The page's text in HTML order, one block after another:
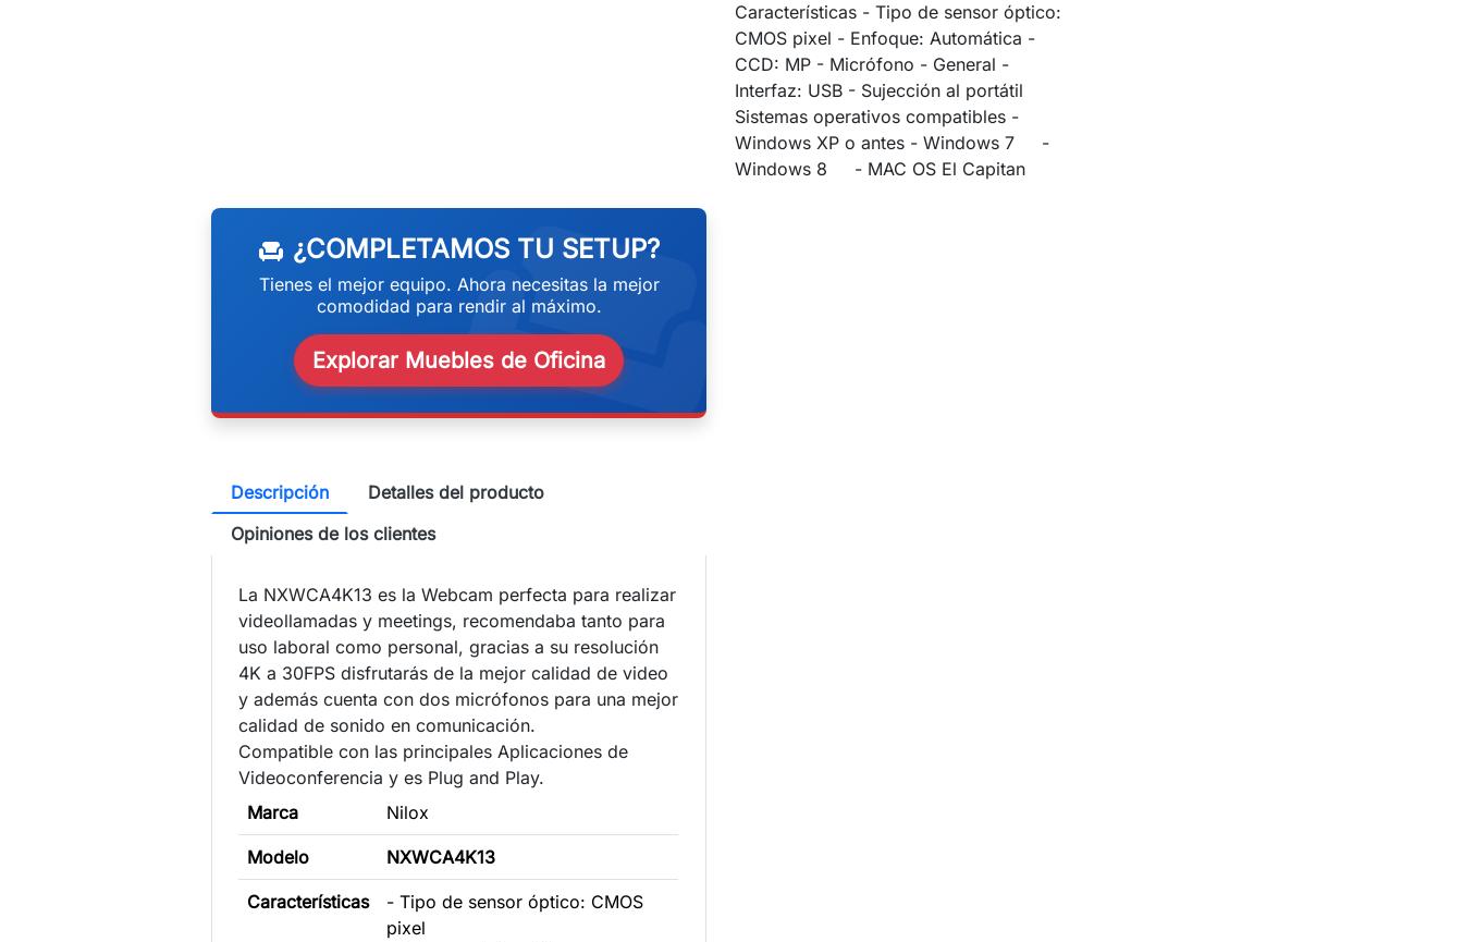
Características - Tipo de sensor óptico:
CMOS pixel - Enfoque: Automática -
CCD: MP - Micrófono - General -
Interfaz: USB - Sujección al portátil
Sistemas operativos compatibles -
Windows XP o antes - Windows 7 -
Windows 8 - MAC OS El Capitan
weekend
chair ¿COMPLETAMOS TU SETUP?
Tienes el mejor equipo. Ahora necesitas la mejor
comodidad para rendir al máximo.
Explorar Muebles de Oficina
Descripción
Detalles del producto
Opiniones de los clientes
La NXWCA4K13 es la Webcam perfecta para realizar
videollamadas y meetings, recomendaba tanto para
uso laboral como personal, gracias a su resolución
4K a 30FPS disfrutarás de la mejor calidad de video
y además cuenta con dos micrófonos para una mejor
calidad de sonido en comunicación.
Compatible con las principales Aplicaciones de
Videoconferencia y es Plug and Play.
Marca
Nilox
Modelo NXWCA4K13
Características
- Tipo de sensor óptico: CMOS
pixel